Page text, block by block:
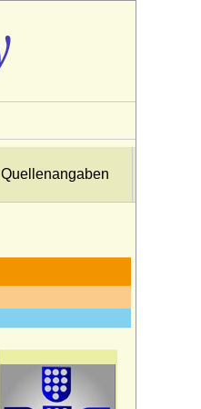
Quellenangaben